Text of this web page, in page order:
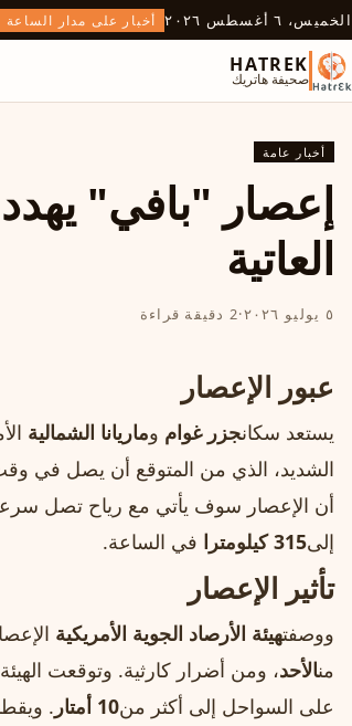
الخميس، ٦ أغسطس ٢٠٢٦ أخبار على مدار الساعة
HATREK
صحيفة هاتريك
أخبار عامة
إعصار "بافي" يهدد
العاتية
٥ يوليو ٢٠٢٦ ·2 دقيقة قراءة
عبور الإعصار
يستعد سكانجزر غوام وماريانا الشمالية
الشديد، الذي من المتوقع أن يصل في
أن الإعصار سوف يأتي مع رياح تصل
إلى315 كيلومترا في الساعة.
تأثير الإعصار
ووصفتهيئة الأرصاد الجوية الأمريكية
منالأحد، ومن أضرار كارثية. وتوقعت
على السواحل إلى أكثر من10 أمتار .